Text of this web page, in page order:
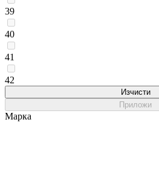
39
40
41
42
Изчисти
Приложи
Марка